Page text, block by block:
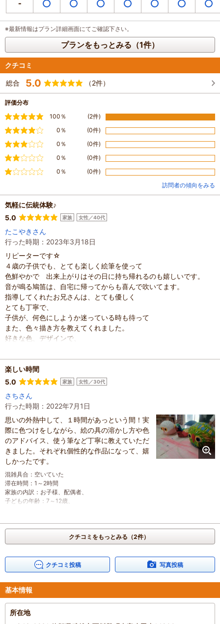
※最新情報はプラン詳細画面にてご確認下さい。
プランをもっとみる（1件）
クチコミ
総合 5.0 （2件）
評価分布
満足
100％ (2件)
やや満足
0％ (0件)
普通0％ (0件)
やや不満
0％ (0件)
不満0％
(0件)
訪問者の傾向をみる
気軽に伝統体験♪
5.0
家族 女性／40代
たこやきさん
行った時期：2023年3月18日
リピーターです☆
４歳の子供でも、とても楽しく絵筆を使って
色鮮やかで 出来上がりはその日に持ち帰れるのも嬉しいです。
音が鳴る鳩笛は、自宅に帰ってからも喜んで吹いてます。
指導してくれたお兄さんは、とても優しく
とても丁寧で、
子供が、何色にしようか迷っている時も待って
また、色々描き方を教えてくれました。
好きな色、デザインで、
素敵な伝統体験ができ、大満足です。
きっとまた行きたい！！
と子供が言うと思います。
混雑具合：空いていた
滞在時間
： 1～2時間
家族の内訳：お子様、
子どもの年齢： 4～6歳、
人数：3人～5人
投稿日
： 2023年3月21日
楽しい時間
5.0
家族 女性／30代
さちさん
行った時期：2022年7月1日
思いの外熱中して、１時間があっという間！実
際に色つけをしながら、絵の具の溶かし方や色
のアドバイス、使う筆など丁寧に教えていただ
きました。それぞれ個性的な作品になって、嬉
しかったです。
混雑具合 ： 空いていた
滞在時間 ： 1～2時間
家族の内訳 ： お子様、 配偶者、
子どもの年齢 ： 7～12歳、
クチコミをもっとみる（2件）
クチコミ投稿 写真投稿
基本情報
所在地